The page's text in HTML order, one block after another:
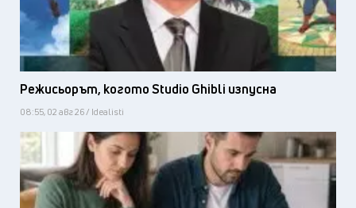
Режисьорът, когото Studio Ghibli изпусна
08:55, 02 авг 26 / Idealisti